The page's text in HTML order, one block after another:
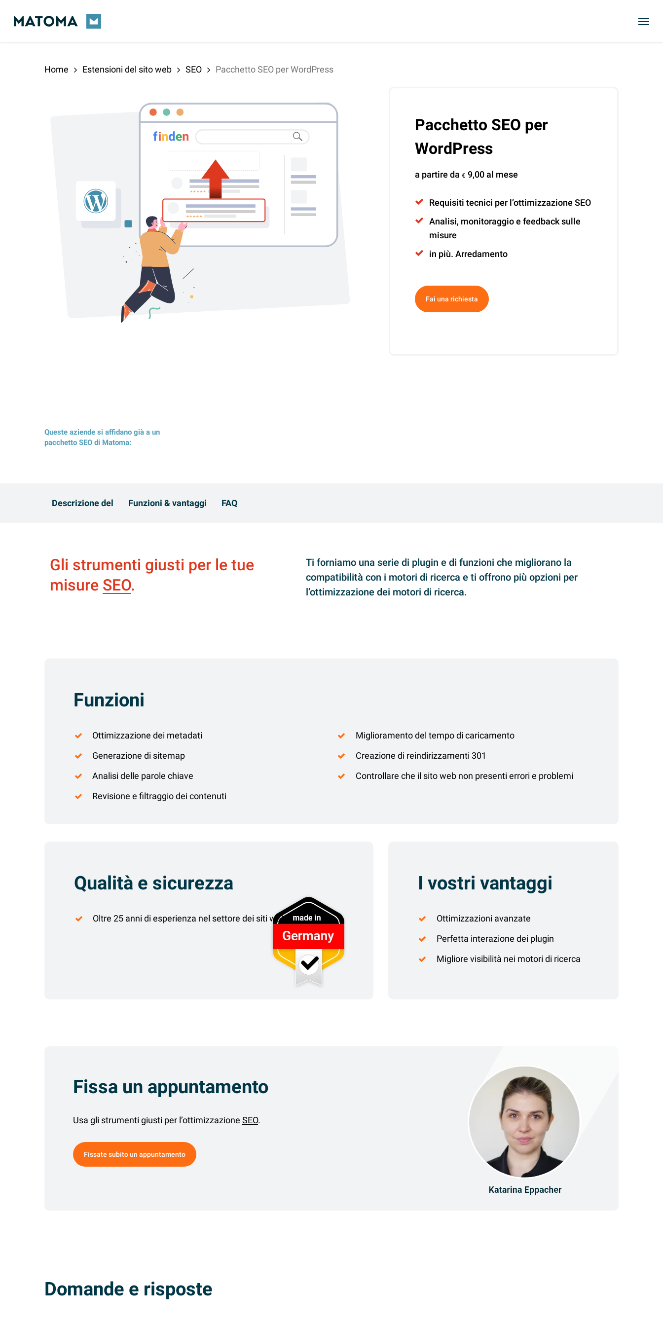
Menu
Home Estensioni del sito web SEO Pacchetto SEO per WordPress
Pacchetto SEO per
WordPress
a partire da€ 9,00al mese
Requisiti tecnici per l’ottimizzazione SEO
Analisi, monitoraggio e feedback sulle
misure
in più. Arredamento
Fai una richiesta
Queste aziende si affidano già a un
pacchetto SEO di Matoma:
Descrizione del Funzioni & vantaggi FAQ
Gli strumenti giusti per le tue
misure SEO.
Ti forniamo una serie di plugin e di funzioni che migliorano la
compatibilità con i motori di ricerca e ti offrono più opzioni per
l’ottimizzazione dei motori di ricerca.
Funzioni
Ottimizzazione dei metadati
Generazione di sitemap
Analisi delle parole chiave
Revisione e filtraggio dei contenuti
Miglioramento del tempo di caricamento
Creazione di reindirizzamenti 301
Controllare che il sito web non presenti errori e problemi
Qualità e sicurezza
Oltre 25 anni di esperienza nel settore dei siti web.
I vostri vantaggi
Ottimizzazioni avanzate
Perfetta interazione dei plugin
Migliore visibilità nei motori di ricerca
Fissa un appuntamento
Usa gli strumenti giusti per l’ottimizzazioneSEO.
Fissate subito un appuntamento
Domande e risposte